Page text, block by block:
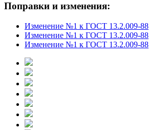
Поправки и изменения:
Изменение №1 к ГОСТ 13.2.009-88
Изменение №1 к ГОСТ 13.2.009-88
Изменение №1 к ГОСТ 13.2.009-88